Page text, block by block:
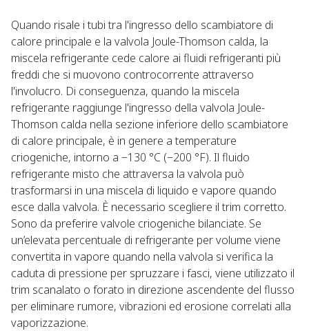
Quando risale i tubi tra l'ingresso dello scambiatore di
calore principale e la valvola Joule-Thomson calda, la
miscela refrigerante cede calore ai fluidi refrigeranti più
freddi che si muovono controcorrente attraverso
l'involucro. Di conseguenza, quando la miscela
refrigerante raggiunge l'ingresso della valvola Joule-
Thomson calda nella sezione inferiore dello scambiatore
di calore principale, è in genere a temperature
criogeniche, intorno a −130 °C (−200 °F). Il fluido
refrigerante misto che attraversa la valvola può
trasformarsi in una miscela di liquido e vapore quando
esce dalla valvola. È necessario scegliere il trim corretto.
Sono da preferire valvole criogeniche bilanciate. Se
un’elevata percentuale di refrigerante per volume viene
convertita in vapore quando nella valvola si verifica la
caduta di pressione per spruzzare i fasci, viene utilizzato il
trim scanalato o forato in direzione ascendente del flusso
per eliminare rumore, vibrazioni ed erosione correlati alla
vaporizzazione.